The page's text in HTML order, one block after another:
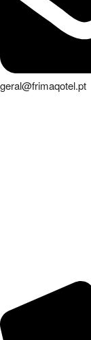
geral@frimaqotel.pt